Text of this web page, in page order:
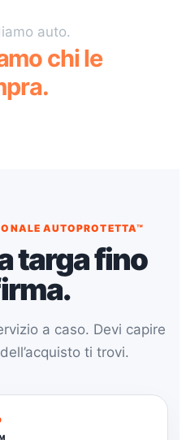
auto.
chi le
AUTOPROTETTA™
targa fino
a caso. Devi capire
ti trovi.